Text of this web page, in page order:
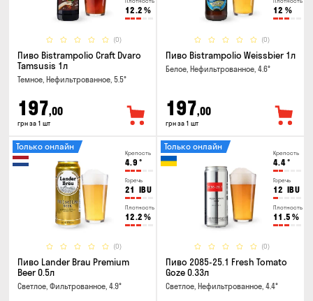
12.2 %
(0)
Пиво Bistrampolio Craft Dvaro
Tamsusis 1л
Темное, Нефильтрованное, 5.5°
197,00
грн за 1 шт
12 %
(0)
Пиво Bistrampolio Weissbier 1л
Белое, Нефильтрованное, 4.6°
197,00
грн за 1 шт
Крепость
4.9 °
Горечь
21 IBU
Плотность
12.2 %
(0)
Только онлайн
Пиво Lander Brau Premium
Beer 0.5л
Светлое, Фильтрованное, 4.9°
Крепость
4.4°
Горечь
12 IBU
Плотность
11.5 %
(0)
Только онлайн
Пиво 2085-25.1 Fresh Tomato
Goze 0.33л
Светлое, Нефильтрованное, 4.4°